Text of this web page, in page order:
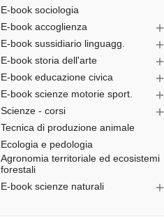
E-book sociologia
E-book accoglienza

E-book sussidiario linguagg. 
E-book storia dell'arte 
E-book educazione civica 
E-book scienze motorie sport. 
Scienze - corsi 
Tecnica di produzione animale
Ecologia e pedologia
Agronomia territoriale ed ecosistemi
forestali
E-book scienze naturali
